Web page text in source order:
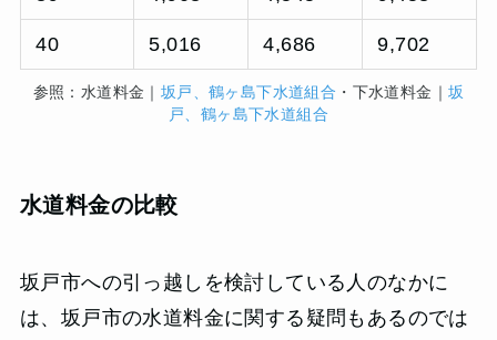
40 5,016 4,686 9,702
参照：水道料金｜ 坂戸、鶴ヶ島下水道組合 ・下水道料金｜坂
戸、鶴ヶ島下水道組合
水道料金の比較
坂戸市への引っ越しを検討している人のなかに
は、坂戸市の水道料金に関する疑問もあるのでは